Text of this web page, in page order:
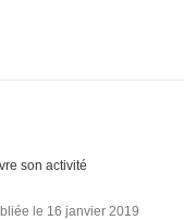
son activité
le 16 janvier 2019